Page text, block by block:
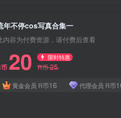
年不停cos写真合集一
内容为付费资源，请付费后查看
20 限时特惠
R币25
黄金会员 R币16 代理会员 R币
QQ登录